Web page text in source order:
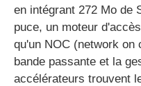
en intégrant 272 Mo de
puce, un moteur
qu'un NOC (network
bande passante et la
accélérateurs trouvent